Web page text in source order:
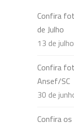
Confira
de Julho
13 de
Confira
Ansef/SC
30 de
Confira